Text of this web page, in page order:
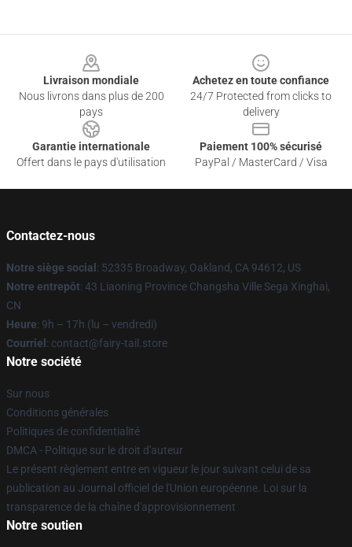
Livraison mondiale
Nous livrons dans plus de 200
pays
Achetez en toute confiance
24/7 Protected from clicks to
delivery
Garantie internationale
Offert dans le pays d'utilisation
Paiement 100% sécurisé
PayPal / MasterCard / Visa
Contactez-nous
Notre siège social : 52335 Broadway, Oakland, CA 94612, US
Notre entrepôt: 43 Liaoning Province Changsha Ville Sega Xinghai,
CN
Heure: 9h – 17h (lu – vendredi)
Courriel : contact@fairy-tail.store
Notre société
Sur nous
Conditions générales
Politiques de confidentialité
DMCA - Politique sur le droit d'auteur
Le présent règlement entre en vigueur le jour suivant celui de sa
publication au Journal officiel de l'Union européenne. Loi sur la
transparence de la chaîne d'approvisionnement
Notre soutien